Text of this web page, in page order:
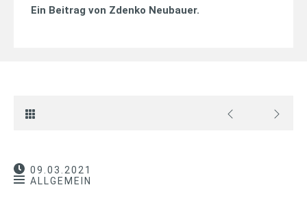
Ein Beitrag von Zdenko Neubauer.
09.03.2021
ALLGEMEIN